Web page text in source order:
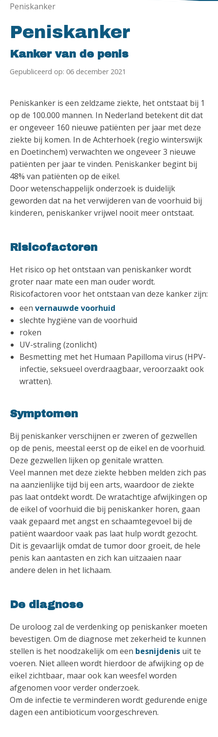
Peniskanker
Peniskanker
Kanker van de penis
Gepubliceerd op: 06 december 2021
Peniskanker is een zeldzame ziekte, het ontstaat bij 1
op de 100.000 mannen. In Nederland betekent dit dat
er ongeveer 160 nieuwe patiënten per jaar met deze
ziekte bij komen. In de Achterhoek (regio winterswijk
en Doetinchem) verwachten we ongeveer 3 nieuwe
patiënten per jaar te vinden. Peniskanker begint bij
48% van patiënten op de eikel.
Door wetenschappelijk onderzoek is duidelijk
geworden dat na het verwijderen van de voorhuid bij
kinderen, peniskanker vrijwel nooit meer ontstaat.
Risicofactoren
Het risico op het ontstaan van peniskanker wordt
groter naar mate een man ouder wordt.
Risicofactoren voor het ontstaan van deze kanker zijn:
een vernauwde voorhuid
slechte hygiëne van de voorhuid
roken
UV-straling (zonlicht)
Besmetting met het Humaan Papilloma virus (HPV-
infectie, seksueel overdraagbaar, veroorzaakt ook
wratten).
Symptomen
Bij peniskanker verschijnen er zweren of gezwellen
op de penis, meestal eerst op de eikel en de voorhuid.
Deze gezwellen lijken op genitale wratten.
Veel mannen met deze ziekte hebben melden zich pas
na aanzienlijke tijd bij een arts, waardoor de ziekte
pas laat ontdekt wordt. De wratachtige afwijkingen op
de eikel of voorhuid die bij peniskanker horen, gaan
vaak gepaard met angst en schaamtegevoel bij de
patiënt waardoor vaak pas laat hulp wordt gezocht.
Dit is gevaarlijk omdat de tumor door groeit, de hele
penis kan aantasten en zich kan uitzaaien naar
andere delen in het lichaam.
De diagnose
De uroloog zal de verdenking op peniskanker moeten
bevestigen. Om de diagnose met zekerheid te kunnen
stellen is het noodzakelijk om een besnijdenis uit te
voeren. Niet alleen wordt hierdoor de afwijking op de
eikel zichtbaar, maar ook kan weesfel worden
afgenomen voor verder onderzoek.
Om de infectie te verminderen wordt gedurende enige
dagen een antibioticum voorgeschreven.